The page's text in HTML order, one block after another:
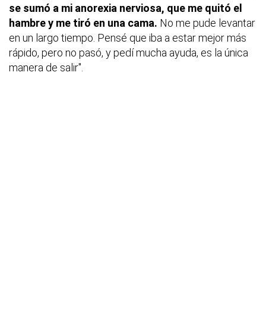
se sumó a mi anorexia nerviosa, que me quitó el
hambre y me tiró en una cama. No me pude levantar
en un largo tiempo. Pensé que iba a estar mejor más
rápido, pero no pasó, y pedí mucha ayuda, es la única
manera de salir".